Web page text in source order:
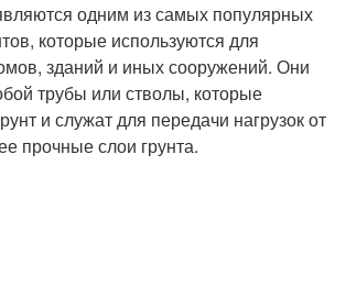
одним из самых популярных
которые используются для
зданий и иных сооружений. Они
трубы или стволы, которые
и служат для передачи нагрузок от
прочные слои грунта.